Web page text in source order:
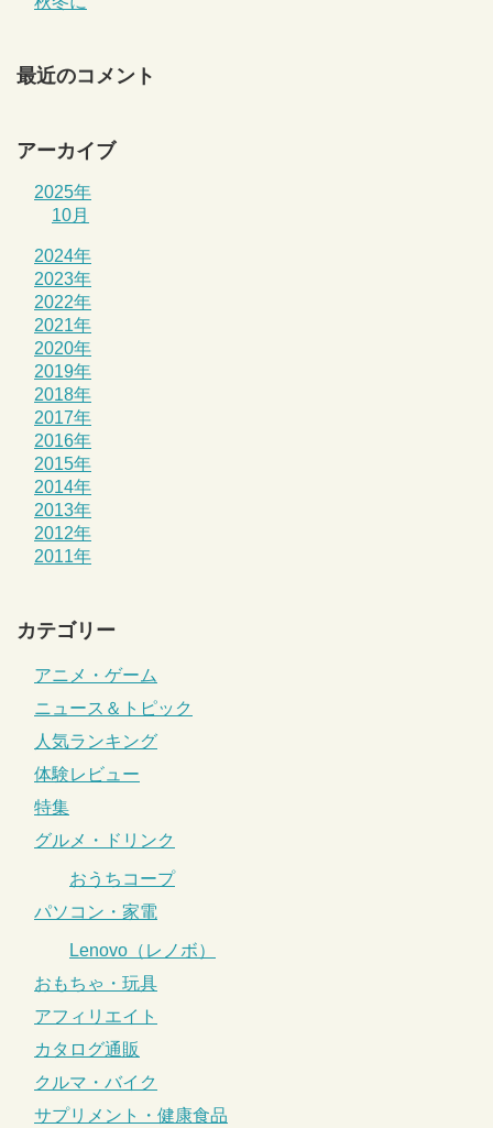
最近のコメント
アーカイブ
2025年
10月
2024年
2023年
2022年
2021年
2020年
2019年
2018年
2017年
2016年
2015年
2014年
2013年
2012年
2011年
カテゴリー
アニメ・ゲーム
ニュース＆トピック
人気ランキング
体験レビュー
特集
グルメ・ドリンク
おうちコープ
パソコン・家電
Lenovo（レノボ）
おもちゃ・玩具
アフィリエイト
カタログ通販
クルマ・バイク
サプリメント・健康食品